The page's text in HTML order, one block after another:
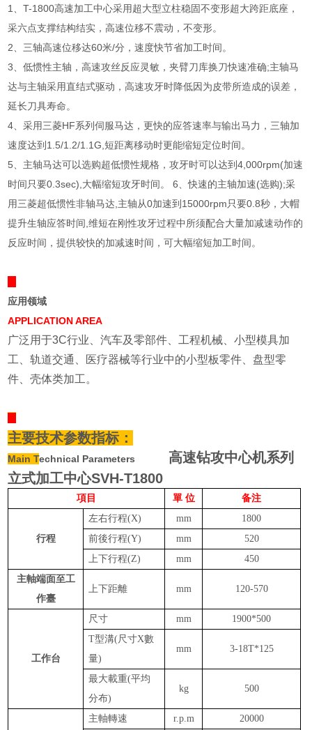
1、T-1800高速加工中心采用超大型立柱稳固不变形超大跨距底座，
采六点支撑结构结实，高速位移不震动，不变形。
2、三轴高速位移达60米/分，速度快节省加工时间。
3、低惯性主轴，高速攻丝反应灵敏，夹臂刀库换刀快速准确;主轴马
达与主轴采用直结式驱动，高速攻牙时降低因为皮带所造成的误差，
延长刀具寿命。
4、采用三菱HF系列伺服马达，更快的应答速率与输出马力，三轴加
速度达到1.5/1.2/1.1G,短距离移动时更能缩短定位时间。
5、主轴马达可以选购超低惯性规格，攻牙时可以达到4,000rpm(加速
时间只要0.3sec),大幅缩短攻牙时间。 6、快速的主轴加速(选购);采
用三菱超低惯性非轴马达,主轴从0加速到15000rpm只要0.8秒，大帽
提升生轴应答时间,维短在刚性攻牙过程中所须配合大量加减速动作的
反应时间，提供较快的加减速时间，可大幅缩短加工时间。
应用领域
APPLICATION AREA
广泛用于3C行业、汽车及零部件、工程机械、小型模具加
工、轨道交通、医疗器械等行业中的小型板零件、盘型零
件、壳体类加工。
主要技术参数指标：
Main Technical Parameters 高速钻攻中心机系列
立式加工中心SVH-T1800
項目 單 位 备注
行程
左右行程(X) mm
1800
前後行程(Y) mm 520
上下行程(Z) mm 450
主軸端面至工
作臺
上下距離 mm 120-570
工作台
尺寸 mm 1900*500
T型溝(尺寸X數
量)
mm 3-18T*125
最大載重(平均
分布)
kg 500
主軸轉速 r.p.m 20000